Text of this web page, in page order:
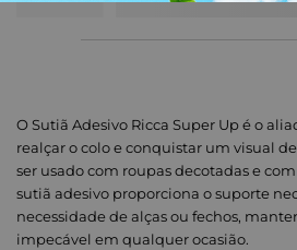
O Sutiã Adesivo Ricca Super Up é o
realçar o colo e conquistar um visual
ser usado com roupas decotadas e
sutiã adesivo proporciona o suporte
necessidade de alças ou fechos,
impecável em qualquer ocasião.